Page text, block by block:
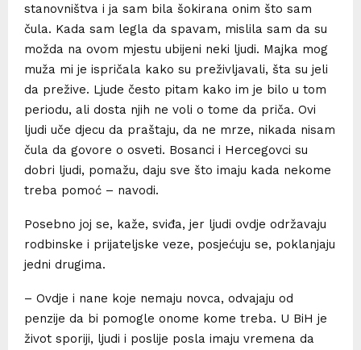
stanovništva i ja sam bila šokirana onim što sam
čula. Kada sam legla da spavam, mislila sam da su
možda na ovom mjestu ubijeni neki ljudi. Majka mog
muža mi je ispričala kako su preživljavali, šta su jeli
da prežive. Ljude često pitam kako im je bilo u tom
periodu, ali dosta njih ne voli o tome da priča. Ovi
ljudi uče djecu da praštaju, da ne mrze, nikada nisam
čula da govore o osveti. Bosanci i Hercegovci su
dobri ljudi, pomažu, daju sve što imaju kada nekome
treba pomoć – navodi.
Posebno joj se, kaže, sviđa, jer ljudi ovdje održavaju
rodbinske i prijateljske veze, posjećuju se, poklanjaju
jedni drugima.
– Ovdje i nane koje nemaju novca, odvajaju od
penzije da bi pomogle onome kome treba. U BiH je
život sporiji, ljudi i poslije posla imaju vremena da